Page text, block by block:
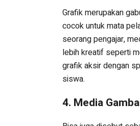
Grafik merupakan
cocok untuk mata
seorang pengajar,
lebih kreatif seperti
grafik aksir dengan
siswa.
4. Media